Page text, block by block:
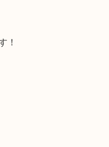
！